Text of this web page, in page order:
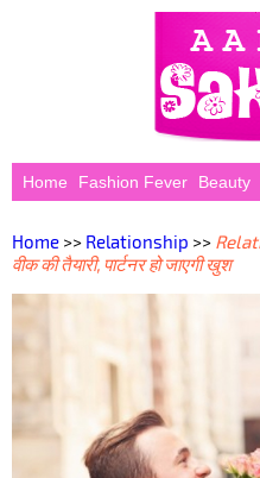
Home Fashion Fever Beauty
Home >> Relationship >>
वीक की तैयारी, पार्टनर हो जाएगी खुश